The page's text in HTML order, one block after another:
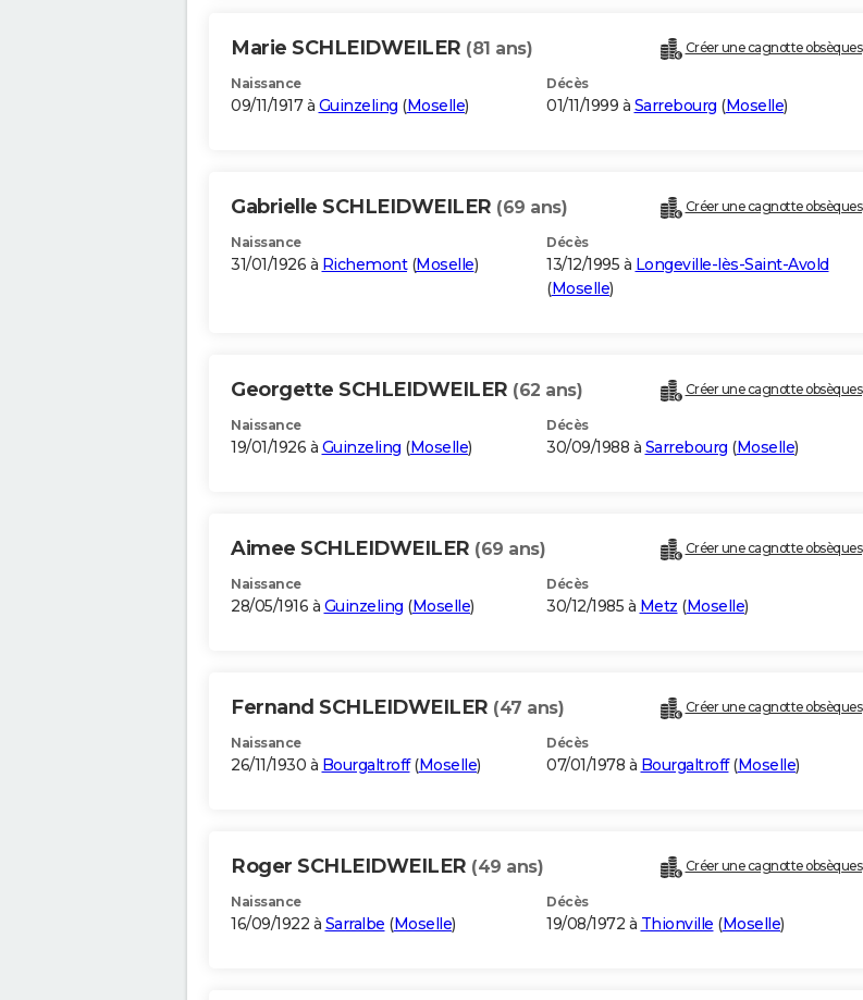
Marie SCHLEIDWEILER (81 ans) Créer une cagnotte obsèques
Naissance
09/11/1917 à Guinzeling (Moselle)
Décès
01/11/1999 à Sarrebourg (Moselle)
Gabrielle SCHLEIDWEILER (69 ans) Créer une cagnotte obsèques
Naissance
31/01/1926 à Richemont(Moselle)
Décès
13/12/1995 à Longeville-lès-Saint-Avold
(Moselle)
Georgette SCHLEIDWEILER (62 ans) Créer une cagnotte obsèques
Naissance
19/01/1926 à Guinzeling (Moselle)
Décès
30/09/1988 à Sarrebourg (Moselle)
Aimee SCHLEIDWEILER (69 ans) Créer une cagnotte obsèques
Naissance
28/05/1916 à Guinzeling (Moselle)
Décès
30/12/1985 à Metz (Moselle)
Fernand SCHLEIDWEILER (47 ans) Créer une cagnotte obsèques
Naissance
26/11/1930 à Bourgaltroff(Moselle)
Décès
07/01/1978 à Bourgaltroff(Moselle)
Roger SCHLEIDWEILER (49 ans) Créer une cagnotte obsèques
Naissance
16/09/1922 à Sarralbe (Moselle)
Décès
19/08/1972 à Thionville (Moselle)